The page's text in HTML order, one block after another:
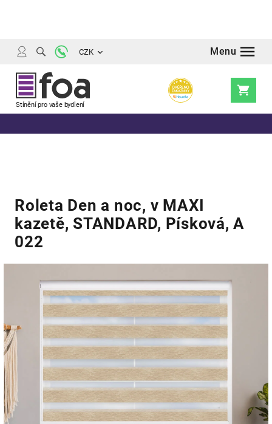
CZK
Nákupní
Roleta Den a noc, v MAXI
kazetě, STANDARD, Písková, A
022